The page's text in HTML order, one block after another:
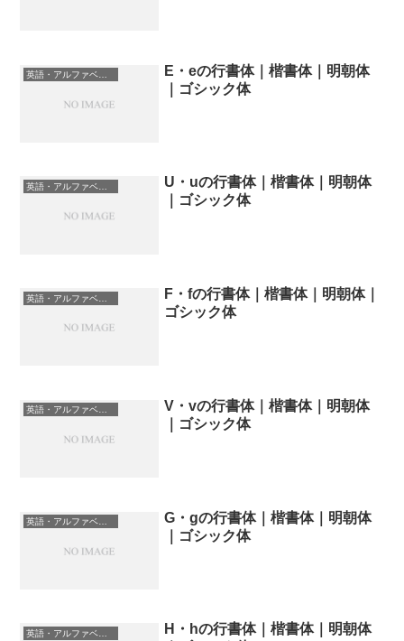
英語・アルファベットの書体一覧
E・eの行書体｜楷書体｜明朝体
｜ゴシック体
英語・アルファベットの書体一覧
U・uの行書体｜楷書体｜明朝体
｜ゴシック体
英語・アルファベットの書体一覧
F・fの行書体｜楷書体｜明朝体｜
ゴシック体
英語・アルファベットの書体一覧
V・vの行書体｜楷書体｜明朝体
｜ゴシック体
英語・アルファベットの書体一覧
G・gの行書体｜楷書体｜明朝体
｜ゴシック体
英語・アルファベットの書体一覧
H・hの行書体｜楷書体｜明朝体